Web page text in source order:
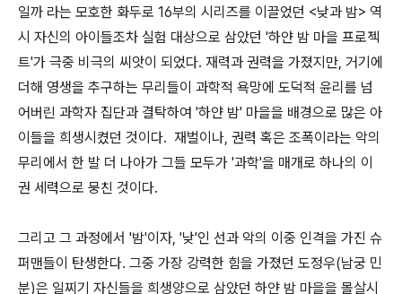
일까 라는 모호한 화두로 16부의 시리즈를 이끌었던 <낮과 밤> 역
시 자신의 아이들조차 실험 대상으로 삼았던 '하얀 밤 마을 프로젝
트'가 극중 비극의 씨앗이 되었다. 재력과 권력을 가졌지만, 거기에
더해 영생을 추구하는 무리들이 과학적 욕망에 도덕적 윤리를 넘
어버린 과학자 집단과 결탁하여 '하얀 밤' 마을을 배경으로 많은 아
이들을 희생시켰던 것이다. 재벌이나, 권력 혹은 조폭이라는 악의
무리에서 한 발 더 나아가 그들 모두가 '과학'을 매개로 하나의 이
권 세력으로 뭉친 것이다.
그리고 그 과정에서 '밤'이자, '낮'인 선과 악의 이중 인격을 가진 슈
퍼맨들이 탄생한다. 그중 가장 강력한 힘을 가졌던 도정우(남궁 민
분)은 일찌기 자신들을 희생양으로 삼았던 하얀 밤 마을을 몰살시